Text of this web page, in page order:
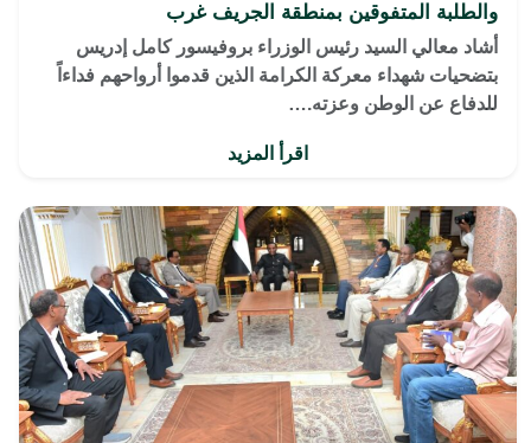
والطلبة المتفوقين بمنطقة الجريف غرب
أشاد معالي السيد رئيس الوزراء بروفيسور كامل إدريس
بتضحيات شهداء معركة الكرامة الذين قدموا أرواحهم فداءاً
للدفاع عن الوطن وعزته.…
اقرأ المزيد